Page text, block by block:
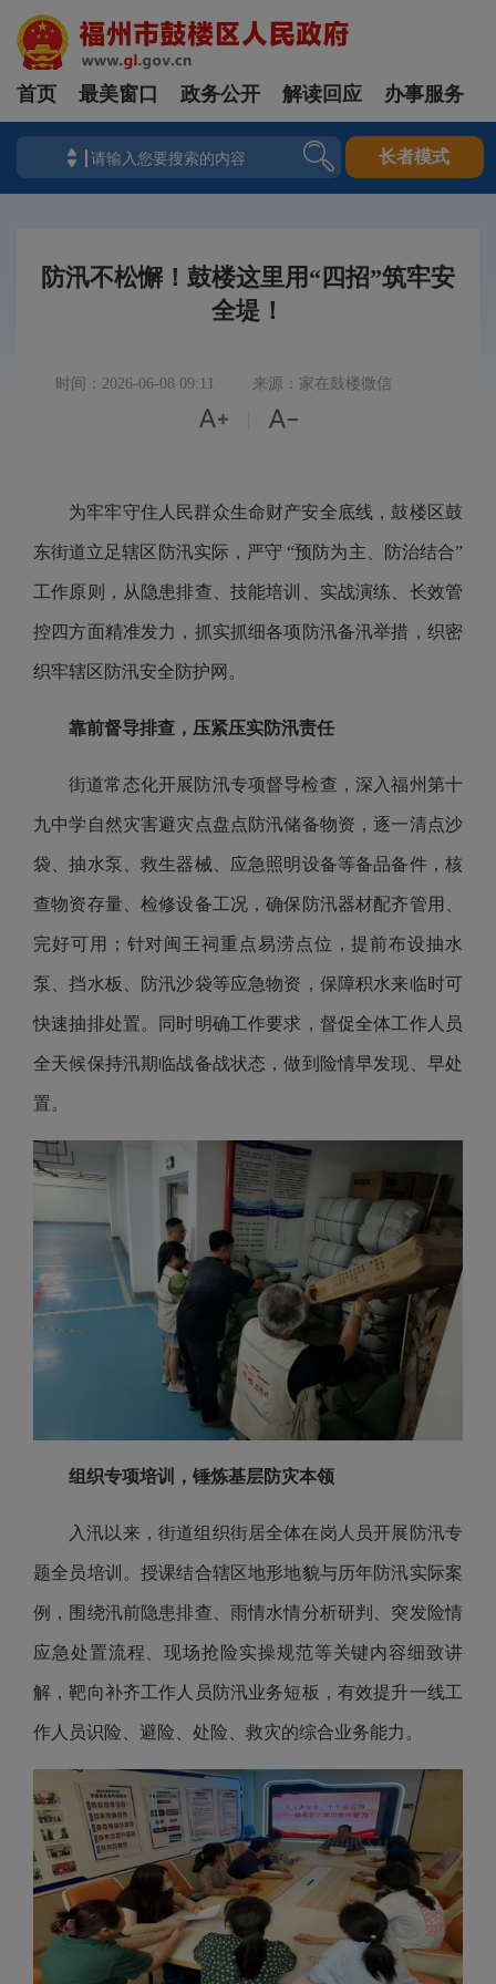
首页 最美窗口 政务公开 解读回应 办事服务
长者模式
防汛不松懈！鼓楼这里用“四招”筑牢安
全堤！
时间：2026-06-08 09:11 来源：家在鼓楼微信
 
为牢牢守住人民群众生命财产安全底线，鼓楼区鼓
东街道立足辖区防汛实际，严守 “预防为主、防治结合”
工作原则，从隐患排查、技能培训、实战演练、长效管
控四方面精准发力，抓实抓细各项防汛备汛举措，织密
织牢辖区防汛安全防护网。
靠前督导排查，压紧压实防汛责任
街道常态化开展防汛专项督导检查，深入福州第十
九中学自然灾害避灾点盘点防汛储备物资，逐一清点沙
袋、抽水泵、救生器械、应急照明设备等备品备件，核
查物资存量、检修设备工况，确保防汛器材配齐管用、
完好可用；针对闽王祠重点易涝点位，提前布设抽水
泵、挡水板、防汛沙袋等应急物资，保障积水来临时可
快速抽排处置。同时明确工作要求，督促全体工作人员
全天候保持汛期临战备战状态，做到险情早发现、早处
置。
组织专项培训，锤炼基层防灾本领
入汛以来，街道组织街居全体在岗人员开展防汛专
题全员培训。授课结合辖区地形地貌与历年防汛实际案
例，围绕汛前隐患排查、雨情水情分析研判、突发险情
应急处置流程、现场抢险实操规范等关键内容细致讲
解，靶向补齐工作人员防汛业务短板，有效提升一线工
作人员识险、避险、处险、救灾的综合业务能力。